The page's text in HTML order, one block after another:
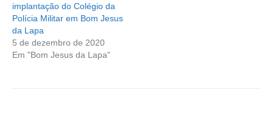
implantação do Colégio da
Polícia Militar em Bom Jesus
da Lapa
5 de dezembro de 2020
Em "Bom Jesus da Lapa"